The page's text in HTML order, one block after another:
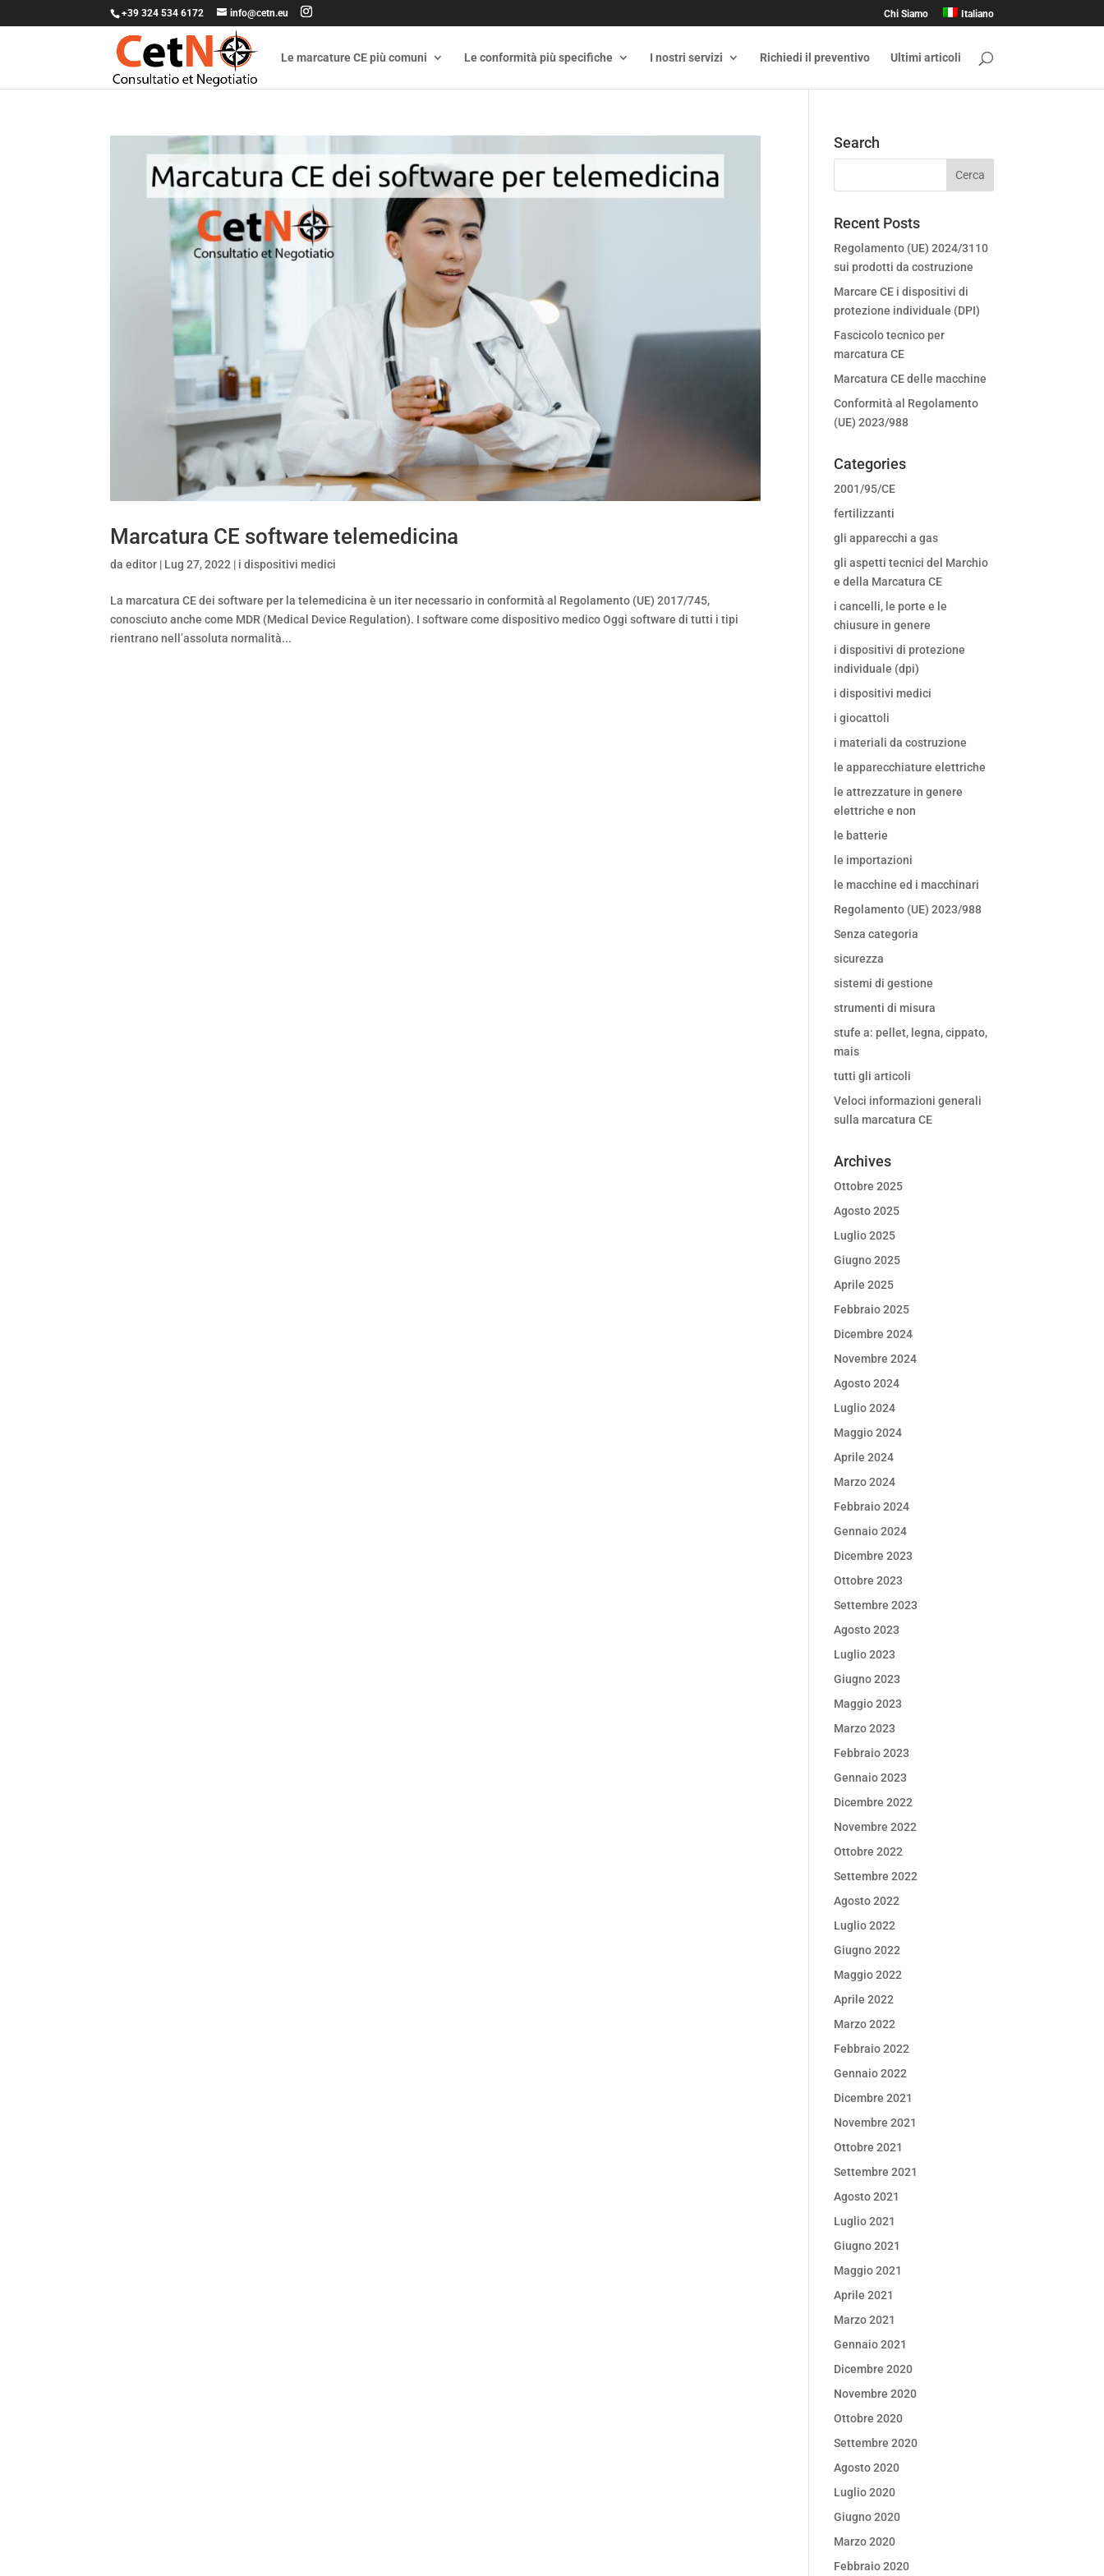
+39 324 534 6172 info@cetn.eu Chi Siamo Italiano
Le marcature CE più comuni Le conformità più specifiche I nostri servizi Richiedi il preventivo Ultimi articoli
Marcatura CE software telemedicina
daeditor | Lug 27, 2022 | i dispositivi medici
La marcatura CE dei software per la telemedicina è un iter necessario in conformità al Regolamento (UE) 2017/745,
conosciuto anche come MDR (Medical Device Regulation). I software come dispositivo medico Oggi software di tutti i tipi
rientrano nell’assoluta normalità...
Search
Recent Posts
Regolamento (UE) 2024/3110
sui prodotti da costruzione
Marcare CE i dispositivi di
protezione individuale (DPI)
Fascicolo tecnico per
marcatura CE
Marcatura CE delle macchine
Conformità al Regolamento
(UE) 2023/988
Categories
2001/95/CE
fertilizzanti
gli apparecchi a gas
gli aspetti tecnici del Marchio
e della Marcatura CE
i cancelli, le porte e le
chiusure in genere
i dispositivi di protezione
individuale (dpi)
i dispositivi medici
i giocattoli
i materiali da costruzione
le apparecchiature elettriche
le attrezzature in genere
elettriche e non
le batterie
le importazioni
le macchine ed i macchinari
Regolamento (UE) 2023/988
Senza categoria
sicurezza
sistemi di gestione
strumenti di misura
stufe a: pellet, legna, cippato,
mais
tutti gli articoli
Veloci informazioni generali
sulla marcatura CE
Archives
Ottobre 2025
Agosto 2025
Luglio 2025
Giugno 2025
Aprile 2025
Febbraio 2025
Dicembre 2024
Novembre 2024
Agosto 2024
Luglio 2024
Maggio 2024
Aprile 2024
Marzo 2024
Febbraio 2024
Gennaio 2024
Dicembre 2023
Ottobre 2023
Settembre 2023
Agosto 2023
Luglio 2023
Giugno 2023
Maggio 2023
Marzo 2023
Febbraio 2023
Gennaio 2023
Dicembre 2022
Novembre 2022
Ottobre 2022
Settembre 2022
Agosto 2022
Luglio 2022
Giugno 2022
Maggio 2022
Aprile 2022
Marzo 2022
Febbraio 2022
Gennaio 2022
Dicembre 2021
Novembre 2021
Ottobre 2021
Settembre 2021
Agosto 2021
Luglio 2021
Giugno 2021
Maggio 2021
Aprile 2021
Marzo 2021
Gennaio 2021
Dicembre 2020
Novembre 2020
Ottobre 2020
Settembre 2020
Agosto 2020
Luglio 2020
Giugno 2020
Marzo 2020
Febbraio 2020